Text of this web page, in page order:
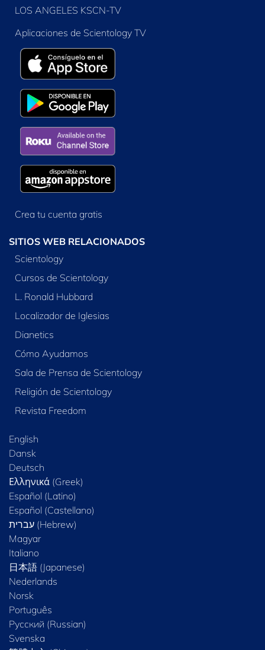
LOS ANGELES KSCN-TV
Aplicaciones de Scientology TV
Crea tu cuenta gratis
SITIOS WEB RELACIONADOS
Scientology
Cursos de Scientology
L. Ronald Hubbard
Localizador de Iglesias
Dianetics
Cómo Ayudamos
Sala de Prensa de Scientology
Religión de Scientology
Revista Freedom
English
Dansk
Deutsch
Ελληνικά (Greek)
Español (Latino)
Español (Castellano)
Magyar
Italiano
日本語 (Japanese)
Nederlands
Norsk
Português
Русский (Russian)
Svenska